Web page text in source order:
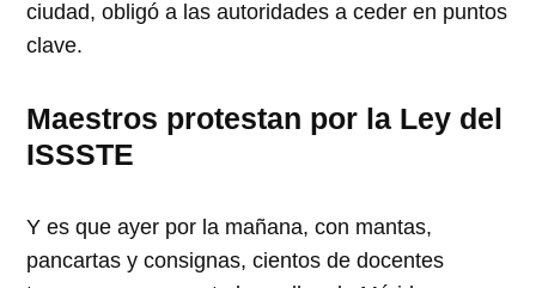
ciudad, obligó a las autoridades a ceder en puntos
clave.
Maestros protestan por la Ley del
ISSSTE
Y es que ayer por la mañana, con mantas,
pancartas y consignas, cientos de docentes